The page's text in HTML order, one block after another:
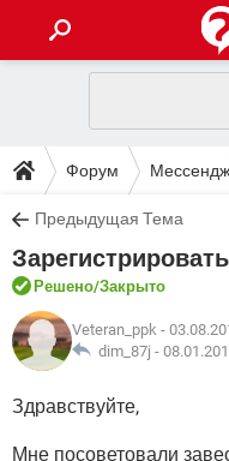
INSTAGRAM
ИГРЫ
ВКОНТАКТЕ
GOOGLE
ПОЛЕЗНЫЕ СОВЕТЫ
TIKTOK
FACEBOOK
WINDOWS 10
ВИДЕО
YANDEX
ЗАГРУЗКИ
TIKTOK
WHATSAPP
FACEBOOK
ФОРУМ
TIKTOK
WHATSAPP
FACEBOOK
WINDOWS 10
ЭНЦИКЛОПЕДИЯ
Форум
Предыдущая Тема
Решено/Закрыто
Veteran_ppk -
dim_87j -
Здравствуйте,
Мне посоветовали